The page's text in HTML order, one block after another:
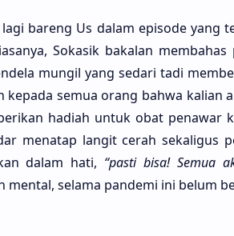
lagi bareng Us dalam episo­de yang
Soka­sik baka­lan
mungil yang seda­ri tadi
kepa­da semua orang bahwa kali­an
hadi­ah untuk obat pena­war
mena­tap langit cerah sekali­gus
dalam hati, “pasti bisa! Semua
men­tal, sela­ma pande­mi ini belum